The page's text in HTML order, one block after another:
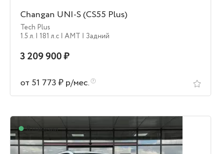
Changan UNI-S (CS55 Plus)
Tech Plus
1.5 л. | 181 л.c | AMT | Задний
3 209 900 ₽
от 51 773 ₽ р/мес.
В наличии